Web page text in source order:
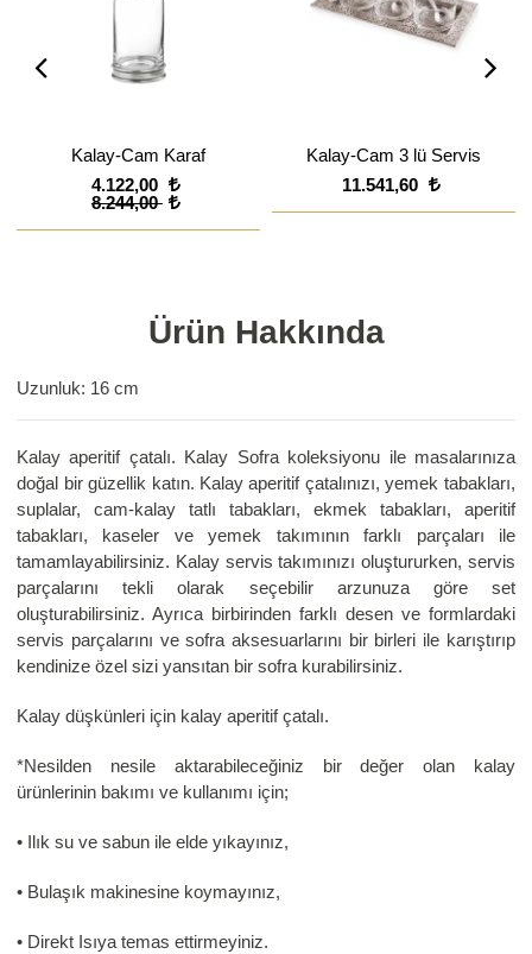
Kalay-Cam Karaf
4.122,00
8.244,00
Kalay-Cam 3 lü Servis
11.541,60
Ürün Hakkında
Uzunluk: 16 cm
Kalay aperitif çatalı. Kalay Sofra koleksiyonu ile masalarınıza
doğal bir güzellik katın. Kalay aperitif çatalınızı, yemek tabakları,
suplalar, cam-kalay tatlı tabakları, ekmek tabakları, aperitif
tabakları, kaseler ve yemek takımının farklı parçaları ile
tamamlayabilirsiniz. Kalay servis takımınızı oluştururken, servis
parçalarını tekli olarak seçebilir arzunuza göre set
oluşturabilirsiniz. Ayrıca birbirinden farklı desen ve formlardaki
servis parçalarını ve sofra aksesuarlarını bir birleri ile karıştırıp
kendinize özel sizi yansıtan bir sofra kurabilirsiniz.
Kalay düşkünleri için kalay aperitif çatalı.
*Nesilden nesile aktarabileceğiniz bir değer olan kalay
ürünlerinin bakımı ve kullanımı için;
• Ilık su ve sabun ile elde yıkayınız,
• Bulaşık makinesine koymayınız,
• Direkt Isıya temas ettirmeyiniz.